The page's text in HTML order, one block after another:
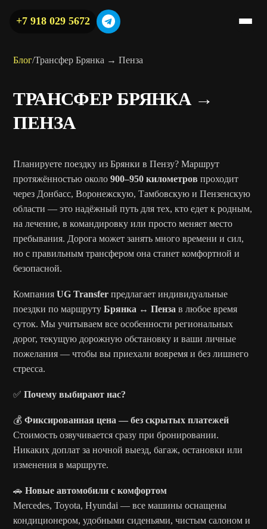
+7 918 029 5672
Блог/Трансфер Брянка → Пенза
ТРАНСФЕР БРЯНКА →
ПЕНЗА
Планируете поездку из Брянки в Пензу? Маршрут
протяжённостью около900–950 километров проходит
через Донбасс, Воронежскую, Тамбовскую и Пензенскую
области — это надёжный путь для тех, кто едет к родным,
на лечение, в командировку или просто меняет место
пребывания. Дорога может занять много времени и сил,
но с правильным трансфером она станет комфортной и
безопасной.
КомпанияUG Transfer предлагает индивидуальные
поездки по маршрутуБрянка ↔ Пенза в любое время
суток. Мы учитываем все особенности региональных
дорог, текущую дорожную обстановку и ваши личные
пожелания — чтобы вы приехали вовремя и без лишнего
стресса.
✅Почему выбирают нас?
💰Фиксированная цена — без скрытых платежей
Стоимость озвучивается сразу при бронировании.
Никаких доплат за ночной выезд, багаж, остановки или
изменения в маршруте.
🚗Новые автомобили с комфортом
Mercedes, Toyota, Hyundai — все машины оснащены
кондиционером, удобными сиденьями, чистым салоном и